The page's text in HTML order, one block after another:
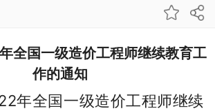
全国一级造价工程师继续教育工
作的通知
年全国一级造价工程师继续